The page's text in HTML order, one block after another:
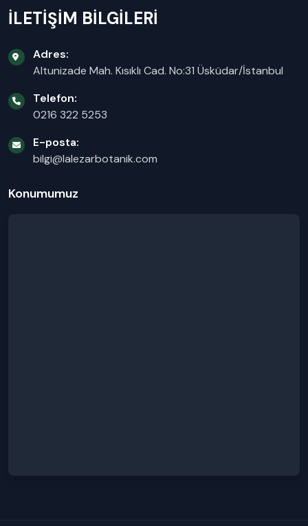
İLETİŞİM BİLGİLERİ
Adres:
Altunizade Mah. Kısıklı Cad. No:31 Üsküdar/İstanbul
Telefon:
0216 322 5253
E-posta:
bilgi@lalezarbotanik.com
Konumumuz